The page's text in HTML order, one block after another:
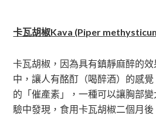
卡瓦胡椒Kava (Piper
卡瓦胡椒，因為具有鎮靜麻醉的
中，讓人有酩酊（喝醉酒）的感
的「催產素」，一種可以讓胸部
驗中發現，食用卡瓦胡椒二個月